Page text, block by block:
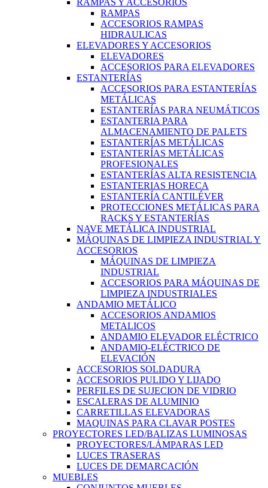
RAMPAS Y ACCESORIOS
RAMPAS
ACCESORIOS RAMPAS
HIDRAULICAS
ELEVADORES Y ACCESORIOS
ELEVADORES
ACCESORIOS PARA ELEVADORES
ESTANTERÍAS
ACCESORIOS PARA ESTANTERÍAS
METÁLICAS
ESTANTERÍAS PARA NEUMÁTICOS
ESTANTERIA PARA
ALMACENAMIENTO DE PALETS
ESTANTERÍAS METÁLICAS
ESTANTERÍAS METÁLICAS
PROFESIONALES
ESTANTERÍAS ALTA RESISTENCIA
ESTANTERIAS HORECA
ESTANTERÍA CANTILÉVER
PROTECCIONES METÁLICAS PARA
RACKS Y ESTANTERÍAS
NAVE METÁLICA INDUSTRIAL
MÁQUINAS DE LIMPIEZA INDUSTRIAL Y
ACCESORIOS
MÁQUINAS DE LIMPIEZA
INDUSTRIAL
ACCESORIOS PARA MÁQUINAS DE
LIMPIEZA INDUSTRIALES
ANDAMIO METÁLICO
ACCESORIOS ANDAMIOS
METALICOS
ANDAMIO ELEVADOR ELÉCTRICO
ANDAMIO-ELÉCTRICO DE
ELEVACIÓN
ACCESORIOS SOLDADURA
ACCESORIOS PULIDO Y LIJADO
PERFILES DE SUJECION DE VIDRIO
ESCALERAS DE ALUMINIO
CARRETILLAS ELEVADORAS
MAQUINAS PARA CLAVAR POSTES
PROYECTORES LED/BALIZAS LUMINOSAS
PROYECTORES/LÁMPARAS LED
LUCES TRASERAS
LUCES DE DEMARCACIÓN
MUEBLES